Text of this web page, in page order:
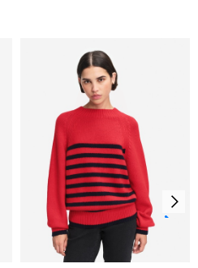
い。
ない。
ができない。
理ができる。：通常の処理
44.5
46.5
51